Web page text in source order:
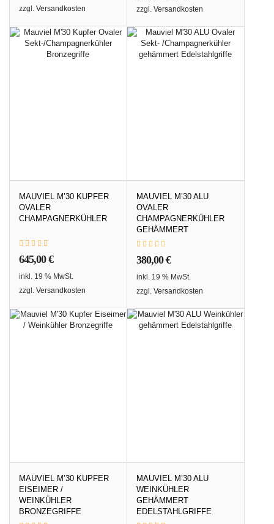
zzgl. Versandkosten
zzgl. Versandkosten
MAUVIEL M’30 KUPFER
OVALER
CHAMPAGNERKÜHLER
645,00€
inkl. 19 % MwSt.
zzgl. Versandkosten
MAUVIEL M’30 ALU
OVALER
CHAMPAGNERKÜHLER
GEHÄMMERT
380,00€
inkl. 19 % MwSt.
zzgl. Versandkosten
MAUVIEL M’30 KUPFER
EISEIMER /
WEINKÜHLER
BRONZEGRIFFE
MAUVIEL M’30 ALU
WEINKÜHLER
GEHÄMMERT
EDELSTAHLGRIFFE